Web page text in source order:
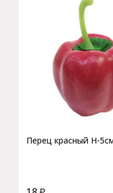
Перец красный H-